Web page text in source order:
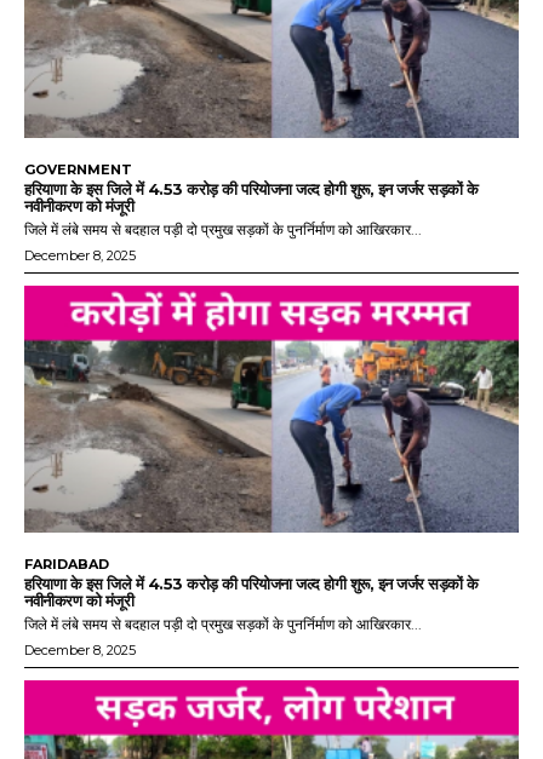
GOVERNMENT
हरियाणा के इस जिले में 4.53 करोड़ की परियोजना जल्द होगी शुरू, इन जर्जर सड़कों के
नवीनीकरण को मंजूरी
जिले में लंबे समय से बदहाल पड़ी दो प्रमुख सड़कों के पुनर्निर्माण को आखिरकार...
December 8, 2025
FARIDABAD
हरियाणा के इस जिले में 4.53 करोड़ की परियोजना जल्द होगी शुरू, इन जर्जर सड़कों के
नवीनीकरण को मंजूरी
जिले में लंबे समय से बदहाल पड़ी दो प्रमुख सड़कों के पुनर्निर्माण को आखिरकार...
December 8, 2025